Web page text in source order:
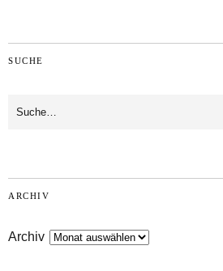
SUCHE
ARCHIV
Archiv